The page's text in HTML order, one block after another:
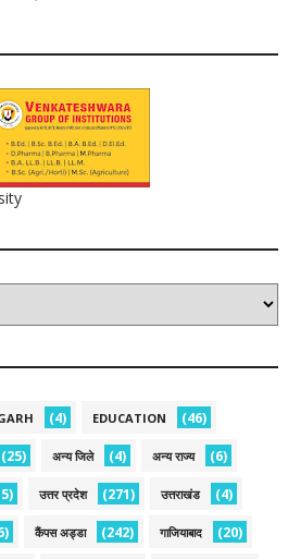
(4) EDUCATION (46)
(25) अन्य जिले (4) अन्य राज्य (6)
उत्तर प्रदेश (271) उत्तराखंड (4)
कैंपस अड्डा (242) गाजियाबाद (20)